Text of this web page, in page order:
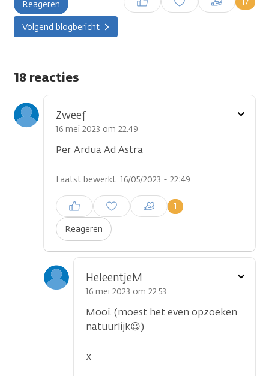
Reageren
plaatsen
Volgend blogbericht
18 reacties
Zweef
16 mei 2023 om 22.49
Per Ardua Ad Astra
Laatst bewerkt: 16/05/2023 - 22:49
Reageren
1
Inloggen om een reactie te
plaatsen
Toon
HeleentjeM
16 mei 2023 om 22.53
Mooi. (moest het even opzoeken
natuurlijk😉)
X
Toon